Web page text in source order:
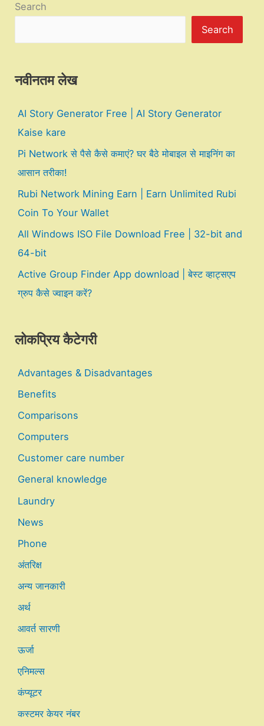
Search
Search
नवीनतम लेख
AI Story Generator Free | AI Story Generator
Kaise kare
Pi Network से पैसे कैसे कमाएं? घर बैठे मोबाइल से माइनिंग का
आसान तरीका!
Rubi Network Mining Earn | Earn Unlimited Rubi
Coin To Your Wallet
All Windows ISO File Download Free | 32-bit and
64-bit
Active Group Finder App download | बेस्ट व्हाट्सएप
ग्रुप कैसे ज्वाइन करें?
लोकप्रिय कैटेगरी
Advantages & Disadvantages
Benefits
Comparisons
Computers
Customer care number
General knowledge
Laundry
News
Phone
अंतरिक्ष
अन्य जानकारी
अर्थ
आवर्त सारणी
ऊर्जा
एनिमल्स
कंप्यूटर
कस्टमर केयर नंबर